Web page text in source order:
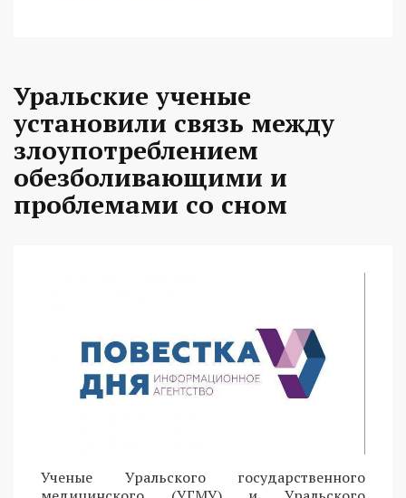
Уральские ученые
установили связь между
злоупотреблением
обезболивающими и
проблемами со сном
Ученые Уральского государственного